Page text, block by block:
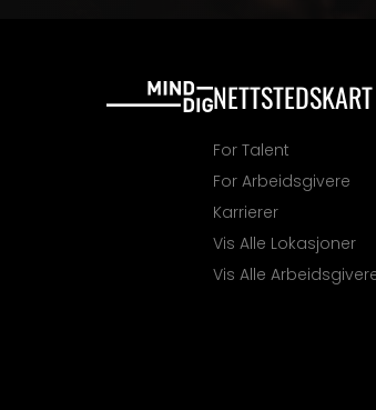
NETTSTEDSKART
For Talent
For Arbeidsgivere
Karrierer
Vis Alle Lokasjoner
Vis Alle